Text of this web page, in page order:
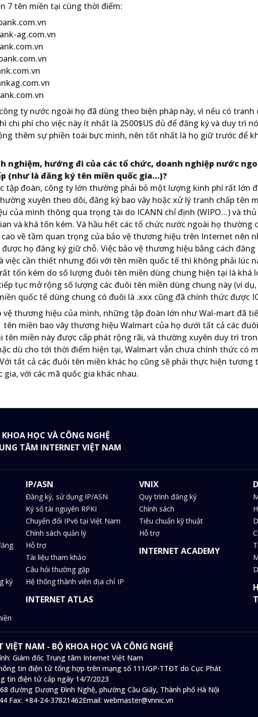
7 tên miền tại cùng thời điểm:
ag.com.vn
ty nước ngoài họ đã dùng theo biện pháp này, vì nếu có tranh
chi phí cho việc này ít nhất là 2500$US đủ để đăng ký và duy trì
thêm sự phiền toái bực mình, nên tốt nhất là họ giữ trước để
nghiệm, hướng đi của các tổ chức, doanh nghiệp nước
(như là đăng ký tên miền quốc gia…)?
tập đoàn, công ty lớn thường phải bỏ một lượng kinh phí rất lớn
xuyên theo dõi, đăng ký bao vây hoặc xử lý tranh chấp tên
của mình thông qua trọng tài do ICANN chỉ định (WIPO…) và
và khá tốn kém. Và hầu hết các tổ chức nước ngoài họ thường
về tầm quan trọng của bảo vệ thương hiệu trên Internet nên
họ đăng ký giữ chỗ. Việc bảo vệ thương hiệu bằng cách đăng
việc cần thiết nhưng đối với tên miền quốc tế thì không phải lúc
tốn kém do số lượng đuôi tên miền dùng chung hiện tại là khá
tục mở rộng số lượng các đuôi tên miền dùng chung này (ví
quốc tế dùng chung có đuôi là .xxx cũng đã chính thức được
vệ thương hiệu của mình, những tập đoàn lớn như Wal-mart đã
miền bao vây thương hiệu Walmart của họ dưới tất cả các
tên miền này được cấp phát rộng rãi, và thường xuyên duy trì
dù cho tới thời điểm hiện tại, Walmart vẫn chưa chính thức có
tất cả các đuôi tên miền khác họ cũng sẽ phải thực hiện tương
gia, với các mã quốc gia khác nhau.
KHOA HỌC VÀ CÔNG NGHỆ
TÂM INTERNET VIỆT NAM
ký
IP/ASN
Đăng ký, sử dụng IP/ASN
Ký số tài nguyên RPKI
Chuyển đổi IPv6 tại Việt Nam
Chính sách quản lý
Hỗ trợ
Tài liệu tham khảo
Câu hỏi thường gặp
Hệ thống thành viên địa chỉ IP
INTERNET ATLAS
VNIX
Quy trình đăng ký
Chính sách
Tiêu chuẩn kỹ thuật
Hỗ trợ
INTERNET ACADEMY
VIỆT NAM - BỘ KHOA HỌC VÀ CÔNG NGHỆ
Giám đốc Trung tâm Internet Việt Nam
tin điện tử tổng hợp trên mạng số 111/GP-TTĐT do Cục Phát
tin điện tử cấp ngày 14/7/2023
đường Dương Đình Nghệ, phường Cầu Giấy, Thành phố Hà Nội
Fax: +84-24-37821462Email: webmaster@vnnic.vn